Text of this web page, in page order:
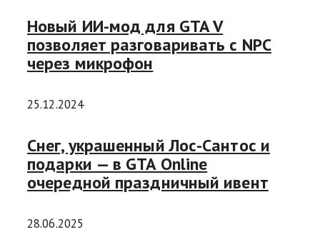
Новый ИИ-мод для GTA V
позволяет разговаривать с NPC
через микрофон
25.12.2024
Снег, украшенный Лос-Сантос и
подарки — в GTA Online
очередной праздничный ивент
28.06.2025